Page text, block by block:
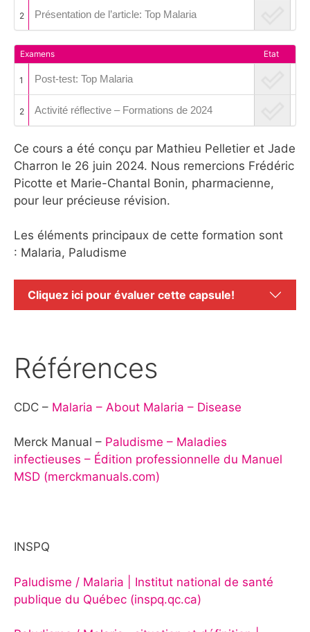
2 Présentation de l’article: Top Malaria
Examens Etat
1 Post-test: Top Malaria
2 Activité réflective – Formations de 2024
Ce cours a été conçu par Mathieu Pelletier et Jade
Charron le 26 juin 2024. Nous remercions Frédéric
Picotte et Marie-Chantal Bonin, pharmacienne,
pour leur précieuse révision.
Les éléments principaux de cette formation sont
: Malaria, Paludisme
Cliquez ici pour évaluer cette capsule!
Références
CDC – Malaria – About Malaria – Disease
Merck Manual – Paludisme – Maladies
infectieuses – Édition professionnelle du Manuel
MSD (merckmanuals.com)
INSPQ
Paludisme / Malaria | Institut national de santé
publique du Québec (inspq.qc.ca)